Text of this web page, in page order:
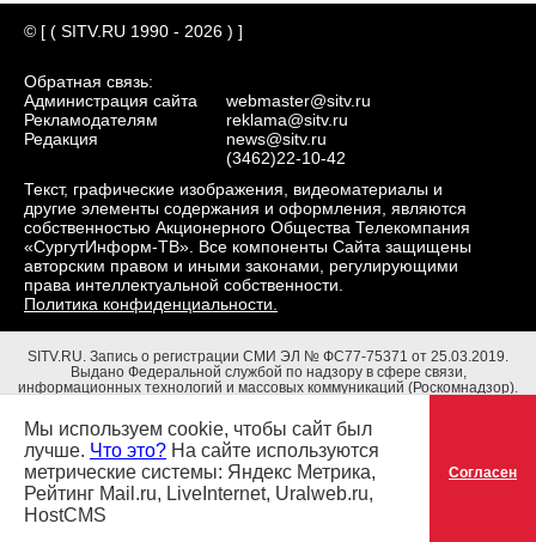
© [ ( SITV.RU 1990 - 2026 ) ]
Обратная связь:
Администрация сайта
Рекламодателям
Редакция
webmaster@sitv.ru
reklama@sitv.ru
news@sitv.ru
(3462)22-10-42
Текст, графические изображения, видеоматериалы и
другие элементы содержания и оформления, являются
собственностью Акционерного Общества Телекомпания
«СургутИнформ-ТВ». Все компоненты Сайта защищены
авторским правом и иными законами, регулирующими
права интеллектуальной собственности.
Политика конфиденциальности.
SITV.RU. Запись о регистрации СМИ ЭЛ № ФС77-75371 от 25.03.2019.
Выдано Федеральной службой по надзору в сфере связи,
информационных технологий и массовых коммуникаций (Роскомнадзор).
Адрес редакции: 628403, Тюменская обл., ХМАО - Югра, г. Сургут, ул.
Маяковского, д. 16. Главный редактор: Чубенко В.Л.
Мы используем cookie, чтобы сайт был
лучше. Что это? На сайте используются
метрические системы: Яндекс Метрика,
Рейтинг Mail.ru, LiveInternet, Uralweb.ru,
HostCMS
Согласен